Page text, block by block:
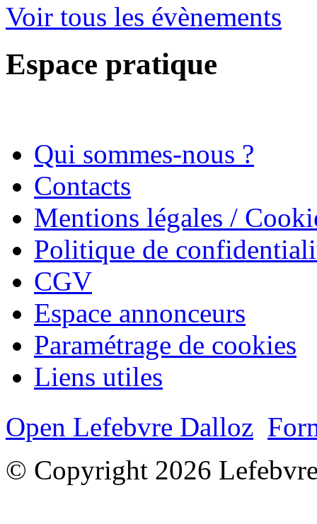
Voir tous les évènements
Espace pratique
Qui sommes-nous ?
Contacts
Mentions légales /
Politique de
CGV
Espace annonceurs
Paramétrage de cookies
Liens utiles
Open Lefebvre Dalloz
© Copyright 2026